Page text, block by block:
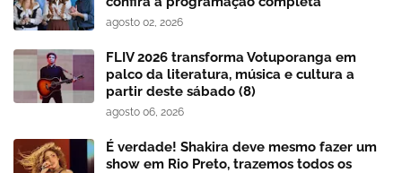
agosto 02, 2026
FLIV 2026 transforma Votuporanga em
palco da literatura, música e cultura a
partir deste sábado (8)
agosto 06, 2026
É verdade! Shakira deve mesmo fazer um
show em Rio Preto, trazemos todos os